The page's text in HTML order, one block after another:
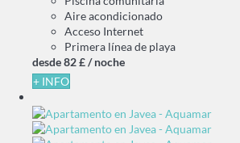
Aire acondicionado
Acceso Internet
Primera línea de playa
desde82 £/ noche
+ INFO